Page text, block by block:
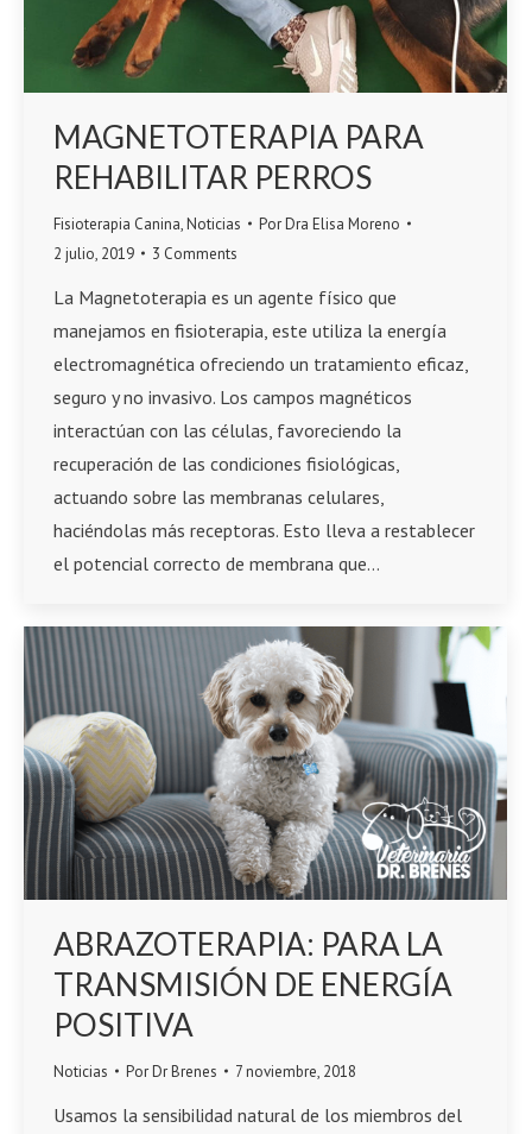
MAGNETOTERAPIA PARA
REHABILITAR PERROS
Fisioterapia Canina,Noticias PorDra Elisa Moreno
2 julio, 2019
3 Comments
La Magnetoterapia es un agente físico que
manejamos en fisioterapia, este utiliza la energía
electromagnética ofreciendo un tratamiento eficaz,
seguro y no invasivo. Los campos magnéticos
interactúan con las células, favoreciendo la
recuperación de las condiciones fisiológicas,
actuando sobre las membranas celulares,
haciéndolas más receptoras. Esto lleva a restablecer
el potencial correcto de membrana que…
ABRAZOTERAPIA: PARA LA
TRANSMISIÓN DE ENERGÍA
POSITIVA
Noticias PorDr Brenes 7 noviembre, 2018
Usamos la sensibilidad natural de los miembros del